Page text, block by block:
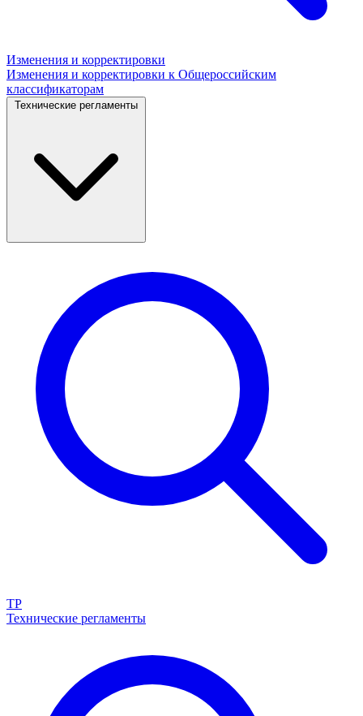
Изменения и корректировки
Изменения и корректировки к Общероссийским
классификаторам
Технические регламенты
ТР
Технические регламенты